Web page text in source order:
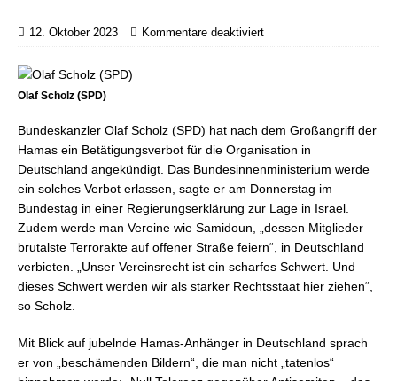
12. Oktober 2023 Kommentare deaktiviert
Olaf Scholz (SPD)
Bundeskanzler Olaf Scholz (SPD) hat nach dem Großangriff der
Hamas ein Betätigungsverbot für die Organisation in
Deutschland angekündigt. Das Bundesinnenministerium werde
ein solches Verbot erlassen, sagte er am Donnerstag im
Bundestag in einer Regierungserklärung zur Lage in Israel.
Zudem werde man Vereine wie Samidoun, „dessen Mitglieder
brutalste Terrorakte auf offener Straße feiern“, in Deutschland
verbieten. „Unser Vereinsrecht ist ein scharfes Schwert. Und
dieses Schwert werden wir als starker Rechtsstaat hier ziehen“,
so Scholz.
Mit Blick auf jubelnde Hamas-Anhänger in Deutschland sprach
er von „beschämenden Bildern“, die man nicht „tatenlos“